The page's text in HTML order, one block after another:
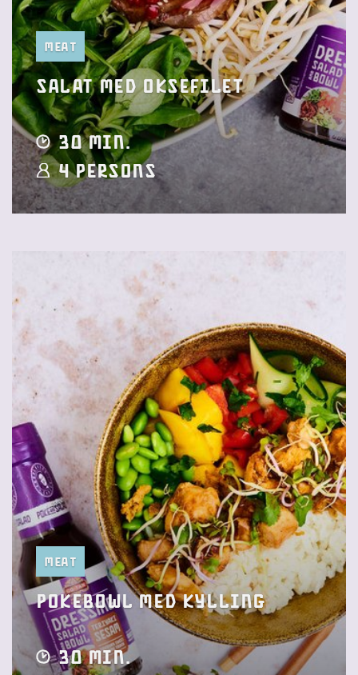
Meat
salat med oksefilet
30 min.
4 Persons
Meat
pokebowl med kylling
30 min.